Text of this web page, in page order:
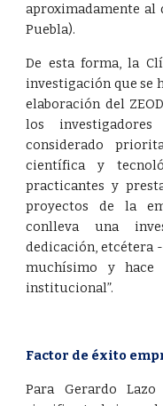
aproximadamente al
Puebla).
De esta forma, la
investigación que se
elaboración del
los
considerado
científica y
practicantes y
proyectos de la
conlleva una
dedicación, etcétera
muchísimo y hace
institucional”.
Factor de éxito
Para Gerardo